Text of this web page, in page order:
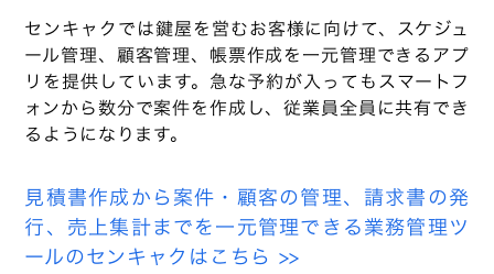
センキャクでは鍵屋を営むお客様に向けて、スケジュ
ール管理、顧客管理、帳票作成を一元管理できるアプ
リを提供しています。急な予約が入ってもスマートフ
ォンから数分で案件を作成し、従業員全員に共有でき
るようになります。
見積書作成から案件・顧客の管理、請求書の発
行、売上集計までを一元管理できる業務管理ツ
ールのセンキャクはこちら >>